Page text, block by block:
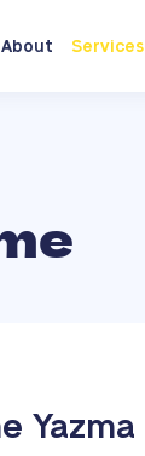
About Services